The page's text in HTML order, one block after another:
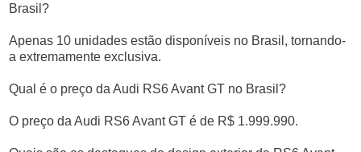
Brasil?
Apenas 10 unidades estão disponíveis no Brasil, tornando-
a extremamente exclusiva.
Qual é o preço da Audi RS6 Avant GT no Brasil?
O preço da Audi RS6 Avant GT é de R$ 1.999.990.